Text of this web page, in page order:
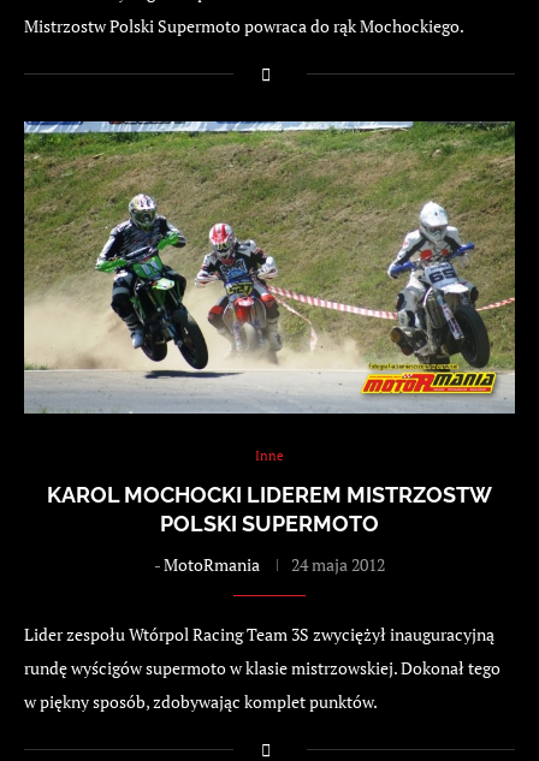
Mistrzostw Polski Supermoto powraca do rąk Mochockiego.
Inne
KAROL MOCHOCKI LIDEREM MISTRZOSTW
POLSKI SUPERMOTO
-MotoRmania 24 maja 2012
Lider zespołu Wtórpol Racing Team 3S zwyciężył inauguracyjną
rundę wyścigów supermoto w klasie mistrzowskiej. Dokonał tego
w piękny sposób, zdobywając komplet punktów.